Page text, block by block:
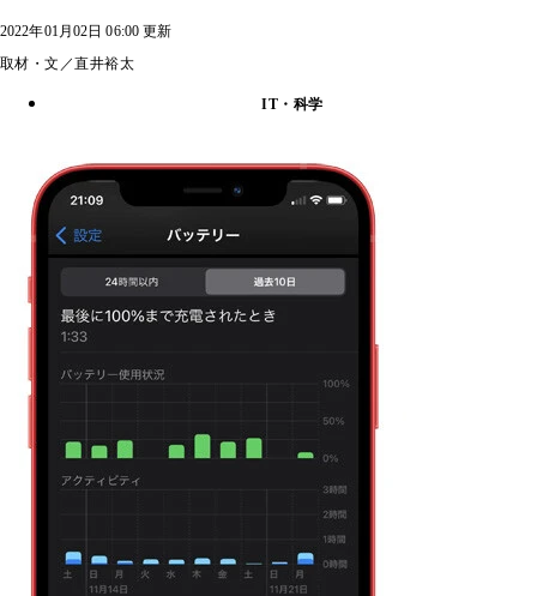
2022年01月02日 06:00 更新
取材・文／直井裕太
IT・科学